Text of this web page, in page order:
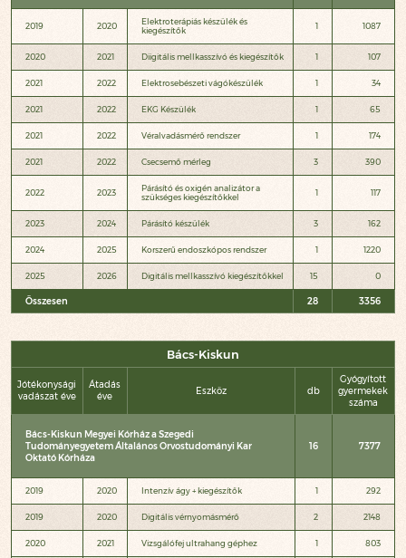
2019 2020
Elektroterápiás készülék és
kiegészítők
1 1087
2020 2021 Diigitális mellkasszívó és kiegészítők 1 107
2021 2022 Elektrosebészeti vágókészülék 1 34
2021 2022 EKG Készülék 1 65
2021 2022 Véralvadásmérő rendszer 1 174
2021 2022 Csecsemő mérleg 3 390
2022 2023
Párásító és oxigén analizátor a
szükséges kiegészítőkkel
1 117
2023 2024 Párásító készülék 3 162
2024 2025 Korszerű endoszkópos rendszer 1 1220
2025 2026 Digitális mellkasszívó kiegészítőkkel 15 0
Összesen 28 3356
Bács-Kiskun
Jótékonysági
vadászat éve
Átadás
éve
Eszköz db
Gyógyított
gyermekek
száma
Bács-Kiskun Megyei Kórház a Szegedi
Tudományegyetem Általános Orvostudományi Kar
Oktató Kórháza
16 7377
2019 2020 Intenzív ágy + kiegészítők 1 292
2019 2020 Digitális vérnyomásmérő 2 2148
2020 2021 Vizsgálófej ultrahang géphez 1 803